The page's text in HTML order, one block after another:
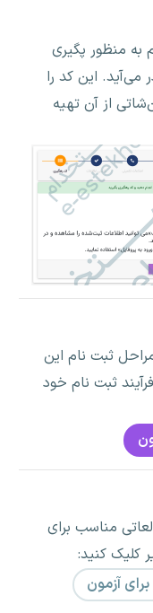
به منظور پگیری
می‌آید. این کد را
از آن تهیه
ثبت نام این
ثبت نام خود
مناسب برای
کلیک کنید:
آزمون